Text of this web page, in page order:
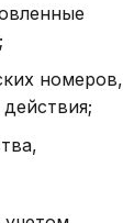
номеров,